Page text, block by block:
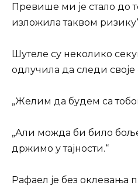
Превише ми је стало до
изложила таквом
Шутеле су неколико
одлучила да следи своје
„Желим да будем са
„Али можда би било
држимо у тајности.“
Рафаел је без оклевања